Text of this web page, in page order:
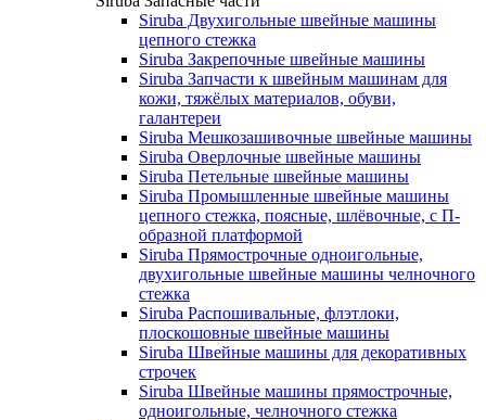
Siruba Двухигольные швейные машины
цепного стежка
Siruba Закрепочные швейные машины
Siruba Запчасти к швейным машинам для
кожи, тяжёлых материалов, обуви,
галантереи
Siruba Мешкозашивочные швейные машины
Siruba Оверлочные швейные машины
Siruba Петельные швейные машины
Siruba Промышленные швейные машины
цепного стежка, поясные, шлёвочные, с П-
образной платформой
Siruba Прямострочные одноигольные,
двухигольные швейные машины челночного
стежка
Siruba Распошивальные, флэтлоки,
плоскошовные швейные машины
Siruba Швейные машины для декоративных
строчек
Siruba Швейные машины прямострочные,
одноигольные, челночного стежка